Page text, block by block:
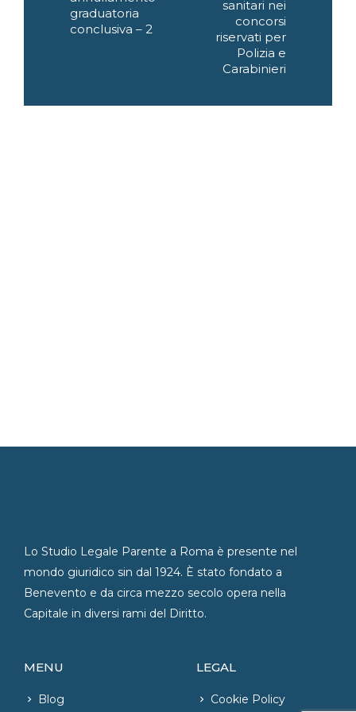
graduatoria
conclusiva – 2
sanitari nei
concorsi
riservati per
Polizia e
Carabinieri
Lo Studio Legale Parente a Roma è presente nel
mondo giuridico sin dal 1924. È stato fondato a
Benevento e da circa mezzo secolo opera nella
Capitale in diversi rami del Diritto.
MENU
Blog
LEGAL
Cookie Policy